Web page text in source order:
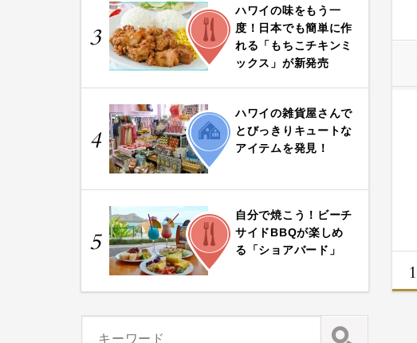
1
3
FOOD
ハワイの味をもう一
度！日本でも簡単に作
れる「もちこチキンミ
ックス」が新発売
4
LIFE
ハワイの雑貨屋さんで
とびっきりキュートな
アイテムを発見！
5
FOOD
自分で焼こう！ビーチ
サイドBBQが楽しめ
る「ショアバード」